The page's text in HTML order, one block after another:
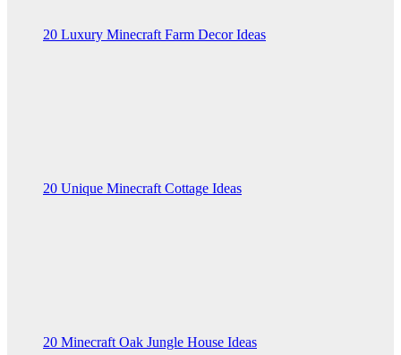
20 Luxury Minecraft Farm Decor Ideas
20 Unique Minecraft Cottage Ideas
20 Minecraft Oak Jungle House Ideas